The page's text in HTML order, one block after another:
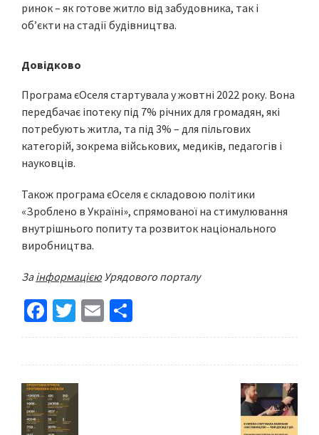
ринок – як готове житло від забудовника, так і
об’єкти на стадії будівництва.
Довідково
Програма єОселя стартувала у жовтні 2022 року. Вона
передбачає іпотеку під 7% річних для громадян, які
потребують житла, та під 3% – для пільгових
категорій, зокрема військових, медиків, педагогів і
науковців.
Також програма єОселя є складовою політики
«Зроблено в Україні», спрямованої на стимулювання
внутрішнього попиту та розвиток національного
виробництва.
ЗаінформацієюУрядового порталу
Fa
ce
o
o
k
T
wi
er
E
m h